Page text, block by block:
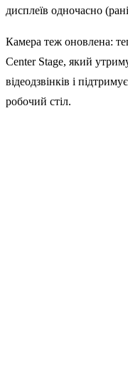
дисплеїв одночасно
Камера теж оновлена:
Center Stage, який
відеодзвінків і
робочий стіл.